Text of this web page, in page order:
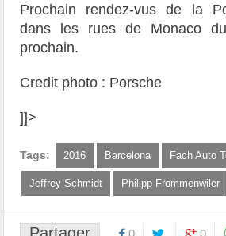
Prochain rendez-vus de la
dans les rues de Monaco
prochain.
Credit photo : Porsche
]]>
Tags: 2016 Barcelona Fach Auto
Jeffrey Schmidt Philipp Frommenwiler